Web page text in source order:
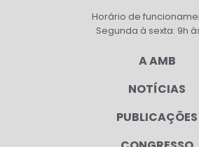
Horário de
Segunda à sexta: 9h
A AMB
NOTÍCIAS
PUBLICAÇÕES